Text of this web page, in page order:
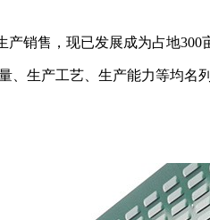
销售，现已发展成为占地300
生产工艺、生产能力等均名